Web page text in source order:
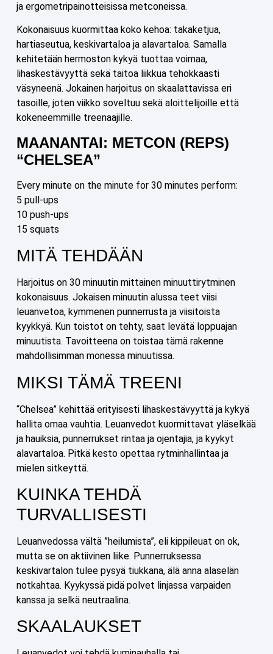
ja ergometripainotteisissa metconeissa.
Kokonaisuus kuormittaa koko kehoa: takaketjua,
hartiaseutua, keskivartaloa ja alavartaloa. Samalla
kehitetään hermoston kykyä tuottaa voimaa,
lihaskestävyyttä sekä taitoa liikkua tehokkaasti
väsyneenä. Jokainen harjoitus on skaalattavissa eri
tasoille, joten viikko soveltuu sekä aloittelijoille että
kokeneemmille treenaajille.
MAANANTAI: METCON (REPS)
“CHELSEA”
Every minute on the minute for 30 minutes perform:
5 pull-ups
10 push-ups
15 squats
MITÄ TEHDÄÄN
Harjoitus on 30 minuutin mittainen minuuttirytminen
kokonaisuus. Jokaisen minuutin alussa teet viisi
leuanvetoa, kymmenen punnerrusta ja viisitoista
kyykkyä. Kun toistot on tehty, saat levätä loppuajan
minuutista. Tavoitteena on toistaa tämä rakenne
mahdollisimman monessa minuutissa.
MIKSI TÄMÄ TREENI
“Chelsea” kehittää erityisesti lihaskestävyyttä ja kykyä
hallita omaa vauhtia. Leuanvedot kuormittavat yläselkää
ja hauiksia, punnerrukset rintaa ja ojentajia, ja kyykyt
alavartaloa. Pitkä kesto opettaa rytminhallintaa ja
mielen sitkeyttä.
KUINKA TEHDÄ
TURVALLISESTI
Leuanvedossa vältä ”heilumista”, eli kippileuat on ok,
mutta se on aktiivinen liike. Punnerruksessa
keskivartalon tulee pysyä tiukkana, älä anna alaselän
notkahtaa. Kyykyssä pidä polvet linjassa varpaiden
kanssa ja selkä neutraalina.
SKAALAUKSET